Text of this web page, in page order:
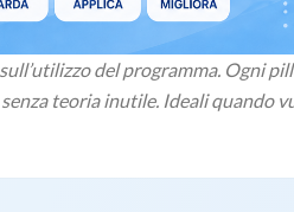
del programma. Ogni
teoria inutile. Ideali quando